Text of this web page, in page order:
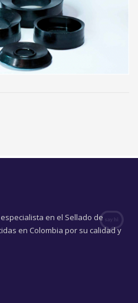
en el Sellado de
en Colombia por su calidad y